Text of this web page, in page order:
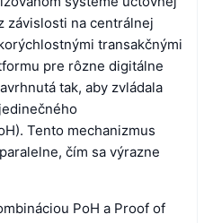
závislosti na centrálnej
transakčnými
pre rôzne digitálne
tak, aby zvládala
Tento mechanizmus
čím sa výrazne
PoH a Proof of